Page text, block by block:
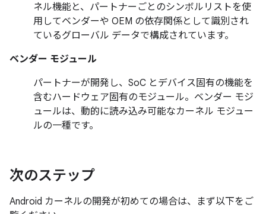
ネル機能と、パートナーごとのシンボルリストを使
用してベンダーや OEM の依存関係として識別され
ているグローバル データで構成されています。
ベンダー モジュール
パートナーが開発し、SoC とデバイス固有の機能を
含むハードウェア固有のモジュール。ベンダー モジ
ュールは、動的に読み込み可能なカーネル モジュー
ルの一種です。
次のステップ
Android カーネルの開発が初めての場合は、まず以下をご